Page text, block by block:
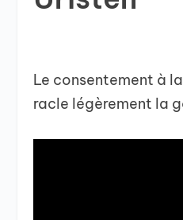
Le consentement à
racle légèrement la